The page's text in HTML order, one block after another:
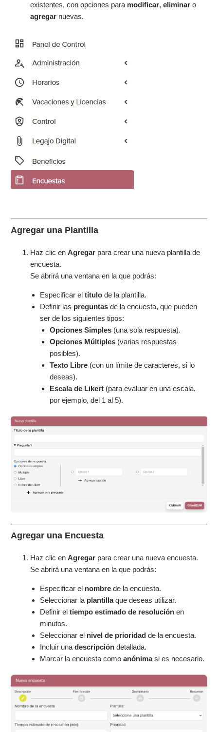
existentes, con opciones para modificar,eliminar o
agregar nuevas.
Agregar una Plantilla
Haz clic enAgregar para crear una nueva plantilla de
encuesta.
Se abrirá una ventana en la que podrás:
Especificar eltítulo de la plantilla.
Definir las preguntas de la encuesta, que pueden
ser de los siguientes tipos:
Opciones Simples (una sola respuesta).
Opciones Múltiples (varias respuestas
posibles).
Texto Libre (con un límite de caracteres, si lo
deseas).
Escala de Likert (para evaluar en una escala,
por ejemplo, del 1 al 5).
Agregar una Encuesta
Haz clic enAgregar para crear una nueva encuesta.
Se abrirá una ventana en la que podrás:
Especificar el nombre de la encuesta.
Seleccionar la plantillaque deseas utilizar.
Definir eltiempo estimado de resolución en
minutos.
Seleccionar el nivel de prioridad de la encuesta.
Incluir unadescripción detallada.
Marcar la encuesta comoanónimasi es necesario.